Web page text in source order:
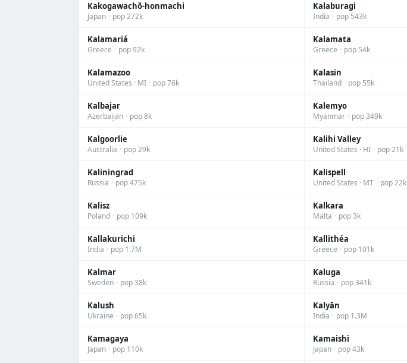
Kakogawachō-honmachi
Japan · pop 272k
Kalaburagi
India · pop 543k
Kalamariá
Greece · pop 92k
Kalamata
Greece · pop 54k
Kalamazoo
United States · MI · pop 76k
Kalasin
Thailand · pop 55k
Kalbajar
Azerbaijan · pop 8k
Kalemyo
Myanmar · pop 349k
Kalgoorlie
Australia · pop 29k
Kalihi Valley
United States · HI · pop 21k
Kaliningrad
Russia · pop 475k
Kalispell
United States · MT · pop 22k
Kalisz
Poland · pop 109k
Kalkara
Malta · pop 3k
Kallakurichi
India · pop 1.7M
Kallithéa
Greece · pop 101k
Kalmar
Sweden · pop 38k
Kaluga
Russia · pop 341k
Kalush
Ukraine · pop 65k
Kalyān
India · pop 1.3M
Kamagaya
Japan · pop 110k
Kamaishi
Japan · pop 43k